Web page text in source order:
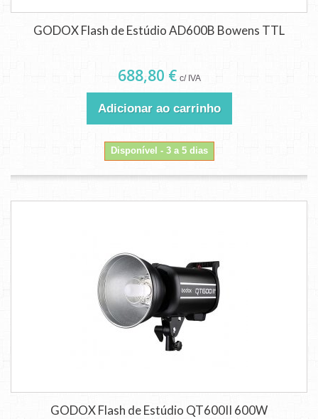
GODOX Flash de Estúdio AD600B Bowens TTL
688,80 € c/ IVA
Adicionar ao carrinho
Disponível - 3 a 5 dias
GODOX Flash de Estúdio QT600II 600W